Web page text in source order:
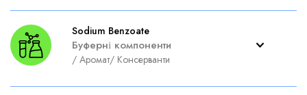
Sodium Benzoate
Буферні компоненти
/ Аромат/ Консерванти